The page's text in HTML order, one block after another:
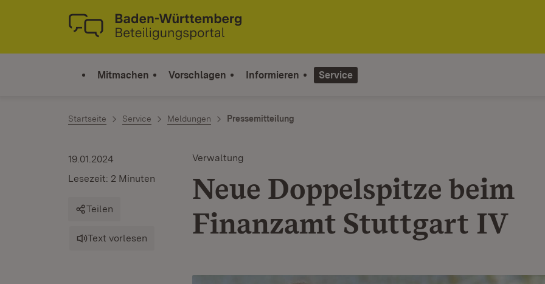
Zum Inhalt springen
Link zur Startseite
Mitmachen Vorschlagen Informieren Service
Startseite Service Meldungen Pressemitteilung
Verwaltung
Neue Doppelspitze beim
Finanzamt Stuttgart IV
19.01.2024
Lesezeit: 2 Minuten
Teilen
Text vorlesen